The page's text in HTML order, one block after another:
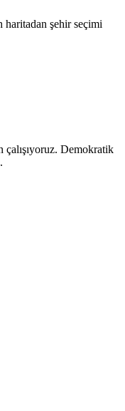
şehir seçimi
çalışıyoruz. Demokratik